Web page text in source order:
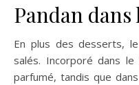
Pandan dans
En plus des desserts,
salés. Incorporé dans
parfumé, tandis que